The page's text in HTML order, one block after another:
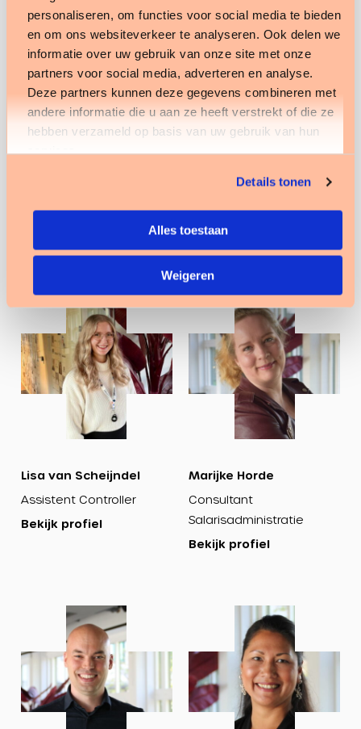
personaliseren, om functies voor social media te bieden
en om ons websiteverkeer te analyseren. Ook delen we
informatie over uw gebruik van onze site met onze
partners voor social media, adverteren en analyse.
Deze partners kunnen deze gegevens combineren met
andere informatie die u aan ze heeft verstrekt of die ze
hebben verzameld op basis van uw gebruik van hun
services.
Details tonen
Alles toestaan
Weigeren
profiel
Kiana Saeid
profiel
Bekijk profiel
Lisa van Scheijndel
Assistent Controller
Bekijk
Bekijk profiel
Marijke Horde
Consultant
Salarisadministratie
Bekijk
Bekijk profiel